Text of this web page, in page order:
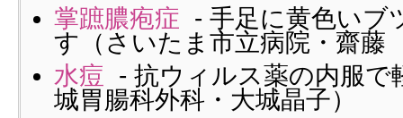
掌蹠膿疱症 - 手足に黄色いブ
す（さいたま市立病院・齋
水痘 - 抗ウィルス薬の内服
城胃腸科外科・大城晶子）